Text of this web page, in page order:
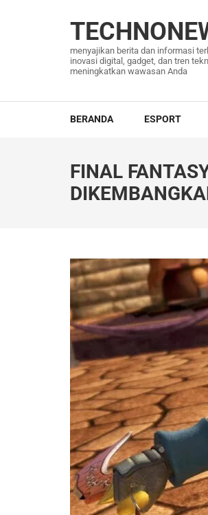
menyajikan berita dan informasi
inovasi digital, gadget, dan tren
meningkatkan wawasan Anda
BERANDA ESPORT
FINAL